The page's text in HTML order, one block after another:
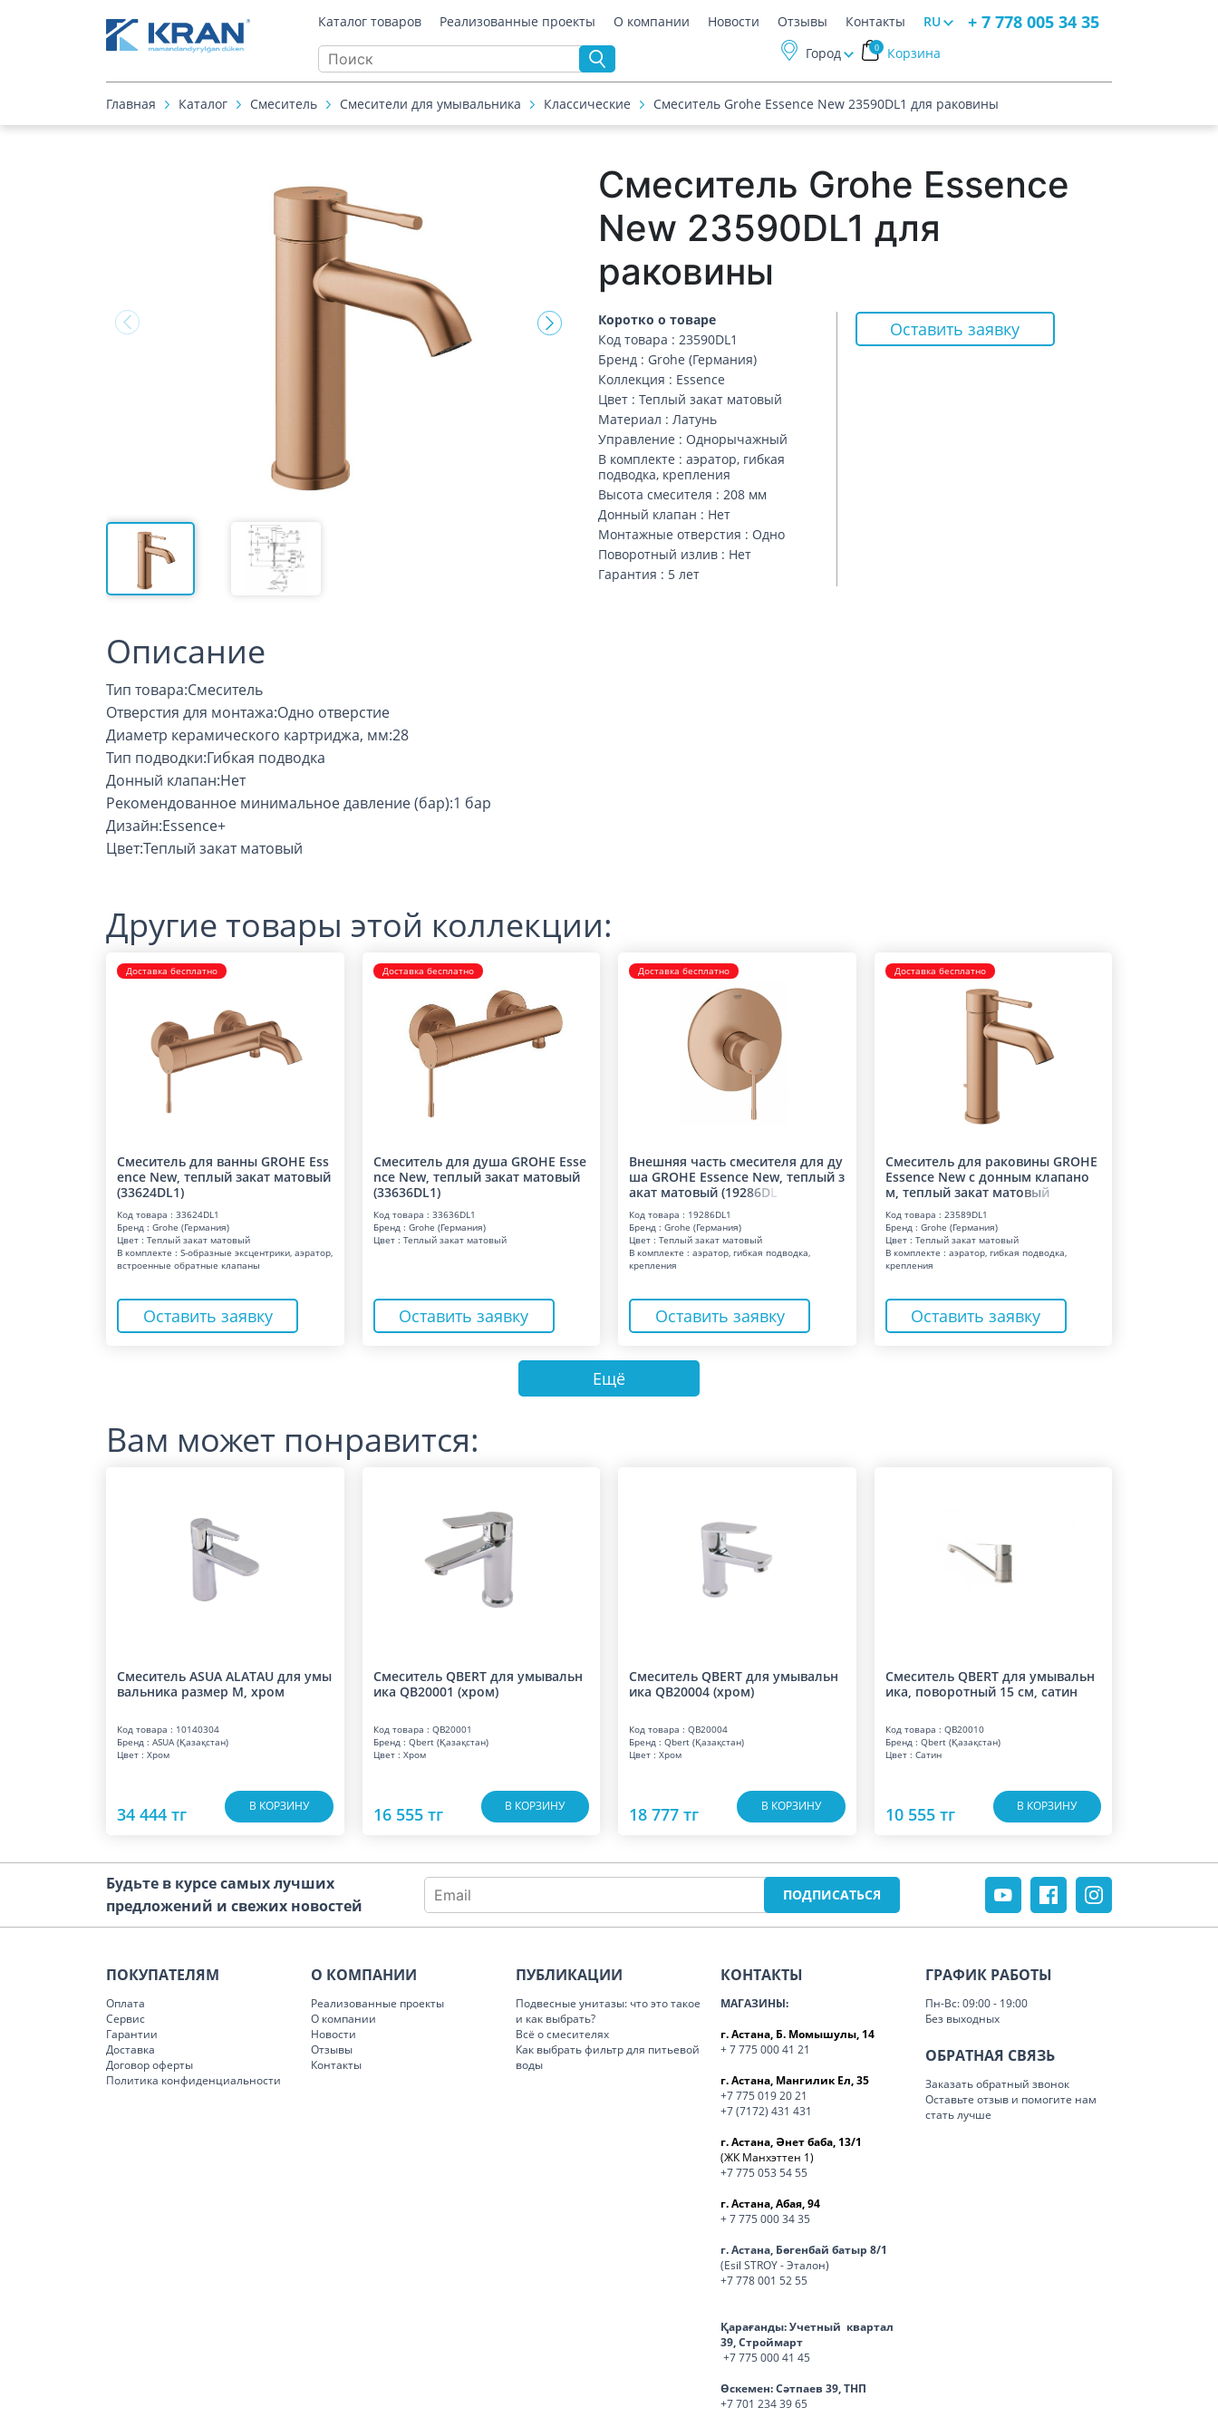
Каталог товаров Реализованные проекты О компании Новости Отзывы Контакты
RU
Город
Корзина
0
+ 7 778 005 34 35
Главная Каталог Смеситель Смесители для умывальника Классические Смеситель Grohe Essence New 23590DL1 для раковины
Смеситель Grohe Essence
New 23590DL1 для
раковины
Коротко о товаре
Код товара : 23590DL1
Бренд : Grohe (Германия)
Коллекция : Essence
Цвет : Теплый закат матовый
Материал : Латунь
Управление : Однорычажный
В комплекте : аэратор, гибкая
подводка, крепления
Высота смесителя : 208 мм
Донный клапан : Нет
Монтажные отверстия : Одно
Поворотный излив : Нет
Гарантия : 5 лет
Оставить заявку
Описание
Тип товара:Смеситель
Отверстия для монтажа:Одно отверстие
Диаметр керамического картриджа, мм:28
Тип подводки:Гибкая подводка
Донный клапан:Нет
Рекомендованное минимальное давление (бар):1 бар
Дизайн:Essence+
Цвет:Теплый закат матовый
Другие товары этой коллекции:
Доставка бесплатно
Смеситель для ванны GROHE Ess
ence New, теплый закат матовый
(33624DL1)
Код товара : 33624DL1
Бренд : Grohe (Германия)
Цвет : Теплый закат матовый
В комплекте : S-образные эксцентрики, аэратор,
встроенные обратные клапаны
Оставить заявку
Доставка бесплатно
Смеситель для душа GROHE Esse
nce New, теплый закат матовый
(33636DL1)
Код товара : 33636DL1
Бренд : Grohe (Германия)
Цвет : Теплый закат матовый
Оставить заявку
Доставка бесплатно
Внешняя часть смесителя для ду
ша GROHE Essence New, теплый з
акат матовый (19286DL
Код товара : 19286DL1
Бренд : Grohe (Германия)
Цвет : Теплый закат матовый
В комплекте : аэратор, гибкая подводка,
крепления
Оставить заявку
Доставка бесплатно
Смеситель для раковины GROHE
Essence New с донным клапано
м, теплый закат матовый
Код товара : 23589DL1
Бренд : Grohe (Германия)
Цвет : Теплый закат матовый
В комплекте : аэратор, гибкая подводка,
крепления
Оставить заявку
Ещё
Вам может понравится:
Смеситель ASUA ALATAU для умы
вальника размер M, хром
Код товара : 10140304
Бренд : ASUA (Қазақстан)
Цвет : Хром
34 444 тг В КОРЗИНУ
Смеситель QBERT для умывальн
ика QB20001 (хром)
Код товара : QB20001
Бренд : Qbert (Қазақстан)
Цвет : Хром
16 555 тг В КОРЗИНУ
Смеситель QBERT для умывальн
ика QB20004 (хром)
Код товара : QB20004
Бренд : Qbert (Қазақстан)
Цвет : Хром
18 777 тг В КОРЗИНУ
Смеситель QBERT для умывальн
ика, поворотный 15 см, сатин
Код товара : QB20010
Бренд : Qbert (Қазақстан)
Цвет : Сатин
10 555 тг В КОРЗИНУ
Будьте в курсе самых лучших
предложений и свежих новостей
ПОКУПАТЕЛЯМ
Оплата
Сервис
Гарантии
Доставка
Договор оферты
Политика конфиденциальности
О КОМПАНИИ
Реализованные проекты
О компании
Новости
Отзывы
Контакты
ПУБЛИКАЦИИ
Подвесные унитазы: что это такое
и как выбрать?
Всё о смесителях
Как выбрать фильтр для питьевой
воды
КОНТАКТЫ
МАГАЗИНЫ:
г. Астана, Б. Момышулы, 14
+ 7 775 000 41 21
г. Астана, Мангилик Ел, 35
+7 775 019 20 21
+7 (7172) 431 431
г. Астана, Әнет баба, 13/1
(ЖК Манхэттен 1)
+7 775 053 54 55
г. Астана, Абая, 94
+ 7 775 000 34 35
г. Астана, Бөгенбай батыр 8/1
(Esil STROY - Эталон)
+7 778 001 52 55
Қарағанды:Учетный квартал
39, Строймарт
+7 775 000 41 45
Өскемен:Сәтпаев 39, ТНП
+7 701 234 39 65
ГРАФИК РАБОТЫ
Пн-Вс: 09:00 - 19:00
Без выходных
ОБРАТНАЯ СВЯЗЬ
Заказать обратный звонок
Оставьте отзыв и помогите нам
стать лучше